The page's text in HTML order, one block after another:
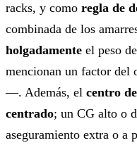
racks, y como regla de
combinada de los
holgadamente el peso
mencionan un factor del
—. Además, el centro
centrado; un CG alto o
aseguramiento extra o a